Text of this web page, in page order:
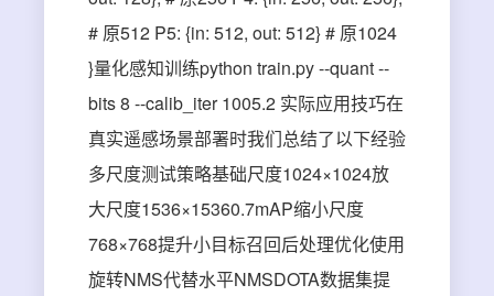
# 原512 P5: {in: 512, out: 512} # 原1024
}量化感知训练python train.py --quant --
bits 8 --calib_iter 1005.2 实际应用技巧在
真实遥感场景部署时我们总结了以下经验
多尺度测试策略基础尺度1024×1024放
大尺度1536×15360.7mAP缩小尺度
768×768提升小目标召回后处理优化使用
旋转NMS代替水平NMSDOTA数据集提